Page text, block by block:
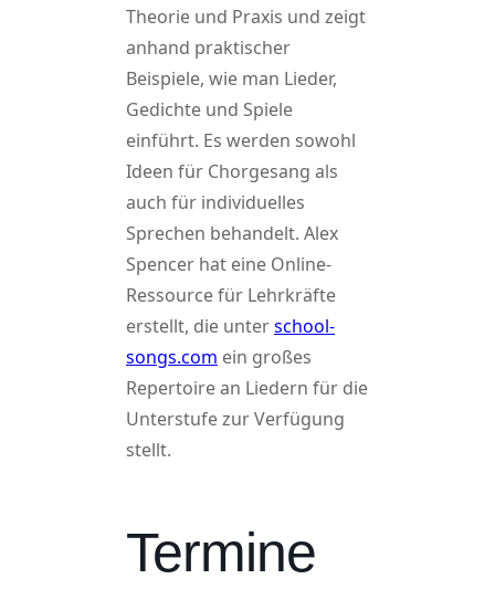
Theorie und Praxis und zeigt
anhand praktischer
Beispiele, wie man Lieder,
Gedichte und Spiele
einführt. Es werden sowohl
Ideen für Chorgesang als
auch für individuelles
Sprechen behandelt. Alex
Spencer hat eine Online-
Ressource für Lehrkräfte
erstellt, die unterschool-
songs.com ein großes
Repertoire an Liedern für die
Unterstufe zur Verfügung
stellt.
Termine